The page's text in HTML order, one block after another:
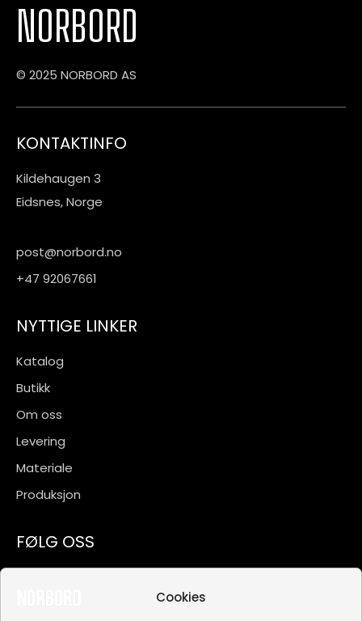
Cookies
NORBORD
© 2025 NORBORD AS
KONTAKTINFO
Kildehaugen 3
Eidsnes, Norge
post@norbord.no
+47 92067661
NYTTIGE LINKER
Katalog
Butikk
Om oss
Levering
Materiale
Produksjon
FØLG OSS